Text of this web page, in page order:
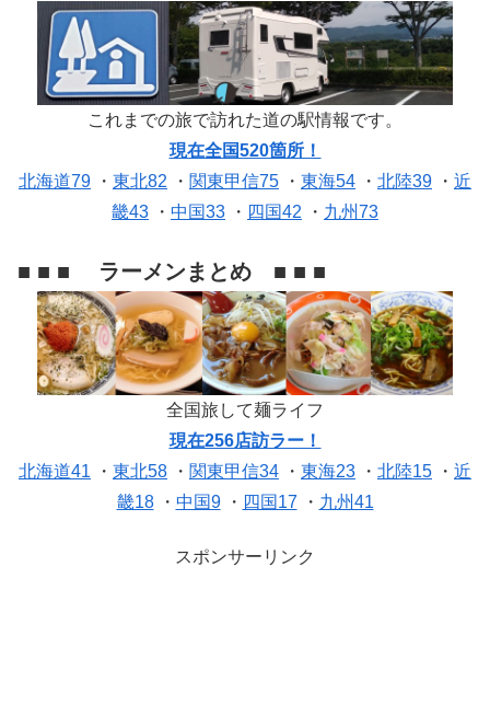
これまでの旅で訪れた道の駅情報です。
現在全国520箇所！
北海道79 ・ 東北82 ・ 関東甲信75 ・ 東海54 ・ 北陸39 ・ 近
畿43 ・ 中国33 ・ 四国42 ・ 九州73
■ ■ ■ ラーメンまとめ ■ ■ ■
全国旅して麺ライフ
現在256店訪ラー！
北海道41 ・ 東北58 ・ 関東甲信34 ・ 東海23 ・ 北陸15 ・ 近
畿18・ 中国9・ 四国17 ・ 九州41
スポンサーリンク